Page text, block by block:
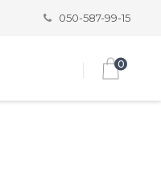
050-587-99-15
0